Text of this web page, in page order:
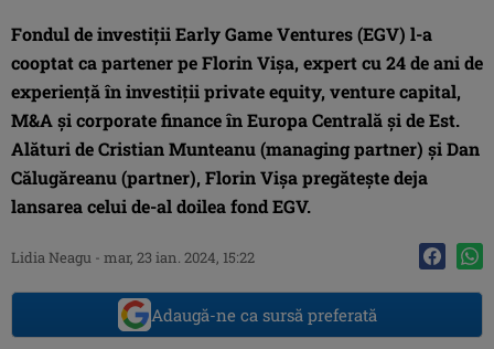
Fondul de investiții Early Game Ventures (EGV) l-a
cooptat ca partener pe Florin Vișa, expert cu 24 de ani de
experiență în investiții private equity, venture capital,
M&A și corporate finance în Europa Centrală și de Est.
Alături de Cristian Munteanu (managing partner) și Dan
Călugăreanu (partner), Florin Vișa pregătește deja
lansarea celui de-al doilea fond EGV.
Lidia Neagu - mar, 23 ian. 2024, 15:22
Adaugă-ne ca sursă preferată